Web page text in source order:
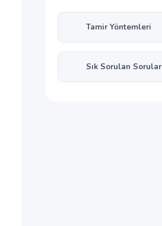
Tamir Yöntemleri
Sık Sorulan Sorular